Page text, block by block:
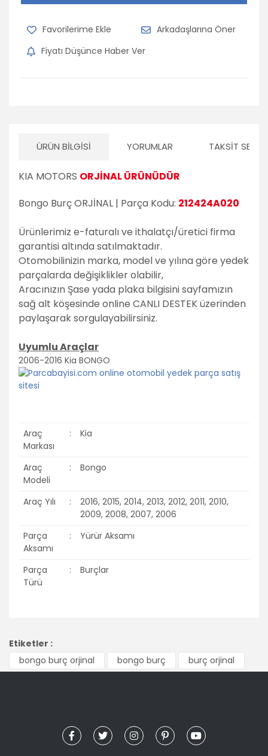
Arkadaşlarına Öner
Fiyatı Düşünce Haber Ver
ÜRÜN BILGISI YORUMLAR TAKSIT
KIA MOTORS ORJİNAL ÜRÜNÜDÜR
Bongo Burç ORJİNAL | Parça Kodu: 212424A020
Ürünlerimiz e-faturalı ve ithalatçı/üretici firma
garantisi altında satılmaktadır.
Otomobilinizin marka, model ve yılına göre yedek
parçalarda değişiklikler olabilir,
Aracınızın Şase yada plaka bilgisini sayfamızın
sağ alt köşesinde online CANLI DESTEK üzerinden
paylaşarak sorgulayabilirsiniz.
Uyumlu Araçlar
2006-2016 Kia BONGO
Araç
Markası
: Kia
Araç
Modeli
: Bongo
Araç Yılı :
2016, 2015, 2014, 2013, 2012, 2011, 2010,
2009, 2008, 2007, 2006
Parça
Aksamı
: Yürür Aksamı
Parça
Türü
: Burçlar
kullanarak tarafımıza iletebilirsiniz.
Görüş ve önerileriniz için teşekkür ederiz.
Ürün fiyatı diğer sitelerden daha pahalı.
Etiketler :
bongo burç orjinal
bongo burç burç orjinal